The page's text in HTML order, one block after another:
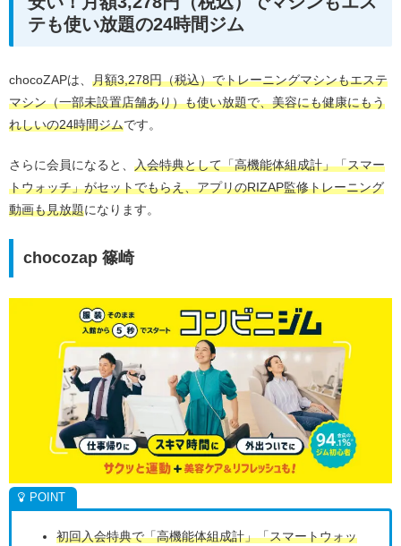
テも使い放題の24時間ジム
chocoZAPは、 月額3,278円（税込）でトレーニングマシンもエステ
マシン（一部未設置店舗あり）も使い放題で、美容にも健康にもう
れしいの24時間ジムです。
さらに会員になると、 入会特典として「高機能体組成計」「スマー
トウォッチ」がセットでもらえ、アプリのRIZAP監修トレーニング
動画も見放題になります。
chocozap 篠崎
初回入会特典で「高機能体組成計」「スマートウォッ